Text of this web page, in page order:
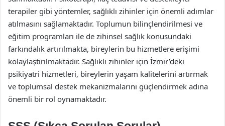
terapiler gibi yöntemler, sağlıklı zihinler için önemli adımlar
atılmasını sağlamaktadır. Toplumun bilinçlendirilmesi ve
eğitim programları ile de zihinsel sağlık konusundaki
farkındalık artırılmakta, bireylerin bu hizmetlere erişimi
kolaylaştırılmaktadır. Sağlıklı zihinler için İzmir’deki
psikiyatri hizmetleri, bireylerin yaşam kalitelerini artırmak
ve toplumsal destek mekanizmalarını güçlendirmek adına
önemli bir rol oynamaktadır.